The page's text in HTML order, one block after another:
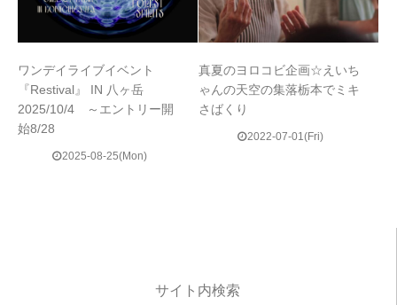
ワンデイライブイベント
『Restival』 IN 八ヶ岳
2025/10/4 ～エントリー開
始8/28
2025-08-25(Mon)
真夏のヨロコビ企画☆えいち
ゃんの天空の集落栃本でミキ
さばくり
2022-07-01(Fri)
サイト内検索